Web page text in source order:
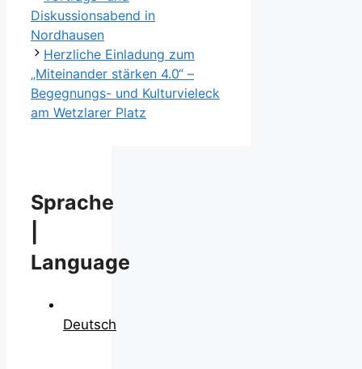
Diskussionsabend in
Nordhausen
Herzliche Einladung zum
„Miteinander stärken 4.0“ –
Begegnungs- und Kulturvieleck
am Wetzlarer Platz
Sprache
Language
Deutsch